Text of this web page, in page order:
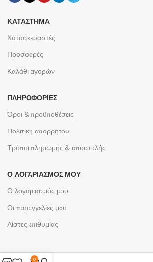
ΚΑΤΆΣΤΗΜΑ
Κατασκευαστές
Προσφορές
Καλάθι αγορών
ΠΛΗΡΟΦΟΡΊΕΣ
Όροι & προϋποθέσεις
Πολιτική απορρήτου
Τρόποι πληρωμής & αποστολής
Ο ΛΟΓΑΡΙΑΣΜΌΣ ΜΟΥ
Ο λογαριασμός μου
Οι παραγγελίες μου
Λίστες επιθυμίας
0